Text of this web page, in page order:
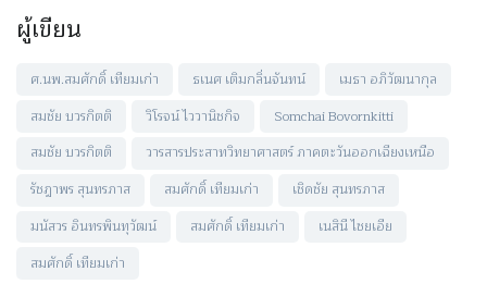
ผู้เขียน
ศ.นพ.สมศักดิ์ เทียมเก่า ธเนศ เติมกลิ่นจันทน์
เมธา อภิวัฒนากุล
สมชัย บวรกิตติ
วิโรจน์ ไววานิชกิจ
Somchai Bovornkitti
สมชัย บวรกิตติ
วารสารประสาทวิทยาศาสตร์ ภาคตะวันออกเฉียงเหนือ
รัชฎาพร สุนทรภาส
สมศักดิ์ เทียมเก่า
เชิดชัย สุนทรภาส
มนัสวร อินทรพินทุวัฒน์
สมศักดิ์ เทียมเก่า
เนสินี ไชยเอีย
สมศักดิ์ เทียมเก่า